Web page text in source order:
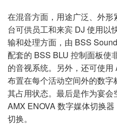
在混音方面，用途广泛、外
台可供员工和来宾 DJ 使用以
输和处理方面，由 BSS
配套的 BSS BLU 控制面板使
的音视系统。另外，还可使
布置在每个活动空间外的数
其占用状态。最后是作为宴会
AMX ENOVA 数字媒体切换
切换。